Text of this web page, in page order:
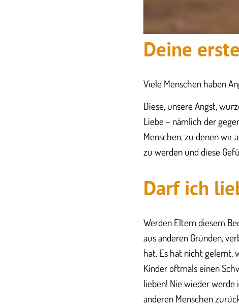
Deine
Viele Menschen haben
Diese, unsere Angst,
Liebe – nämlich der
Menschen, zu denen wir
zu werden und diese
Darf ich
Werden Eltern diesem
aus anderen Gründen,
hat. Es hat nicht gelernt,
Kinder oftmals einen
lieben! Nie wieder werde
anderen Menschen